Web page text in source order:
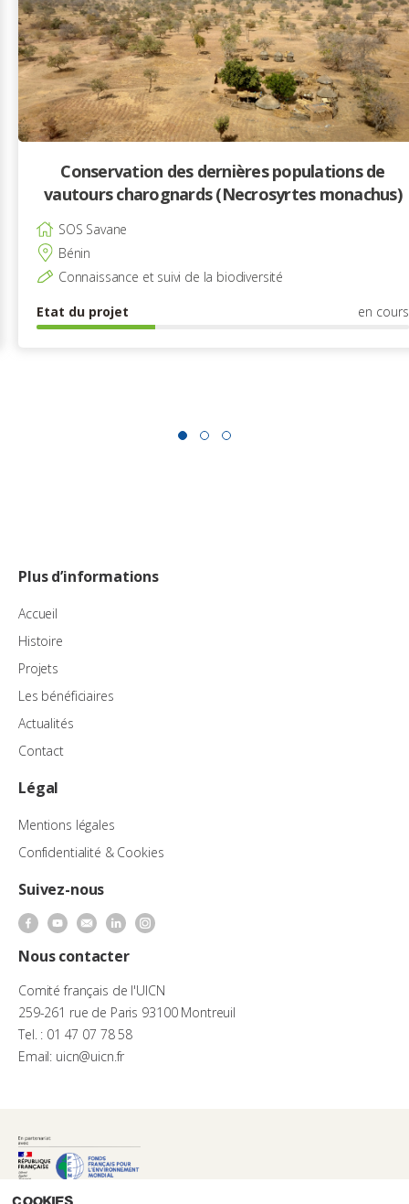
Conservation des dernières populations de
vautours charognards (Necrosyrtes monachus)
SOS Savane
Bénin
Connaissance et suivi de la biodiversité
Etat du projet
en cours
Plus d’informations
Accueil
Histoire
Projets
Les bénéficiaires
Actualités
Contact
Légal
Mentions légales
Confidentialité & Cookies
Suivez-nous
Nous contacter
Comité français de l'UICN
259-261 rue de Paris 93100 Montreuil
Tel. : 01 47 07 78 58
Email: uicn@uicn.fr